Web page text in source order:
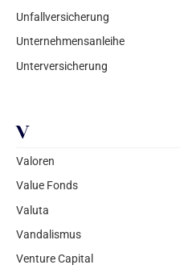
Unfallversicherung
Unternehmensanleihe
Unterversicherung
V
Valoren
Value Fonds
Valuta
Vandalismus
Venture Capital